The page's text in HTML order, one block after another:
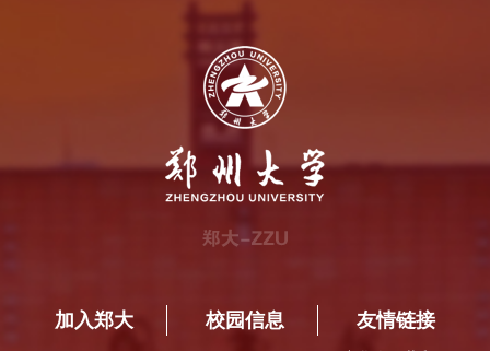
加入郑大 校园信息 友情链接